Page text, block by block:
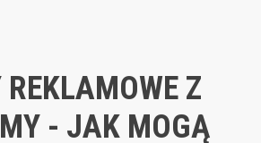
Z
- JAK MOGĄ